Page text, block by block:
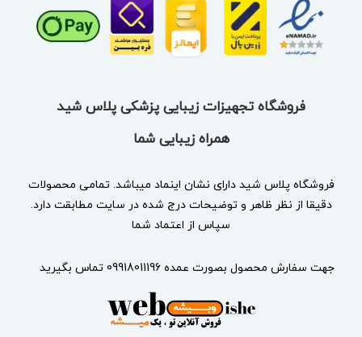
فروشگاه تجهیزات زیبایی پزشکی پلاس شید
همراه زیبایی شما
فروشگاه پلاس شید دارای نشان اینماد میباشد. تمامی محصولات
دقیقا از نظر ظاهر و توضیحات درج شده در سایت مطابقت دارد.
سپاس از اعتماد شما
جهت سفارش محصول بصورت عمده 09918011196 تماس بگیرید